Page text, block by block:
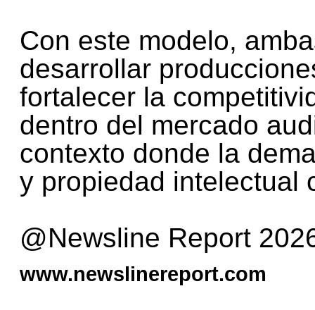
Con este modelo,
desarrollar
fortalecer la
dentro del mercado
contexto donde la
y propiedad intelectual
@Newsline Report
www.newslinereport.com